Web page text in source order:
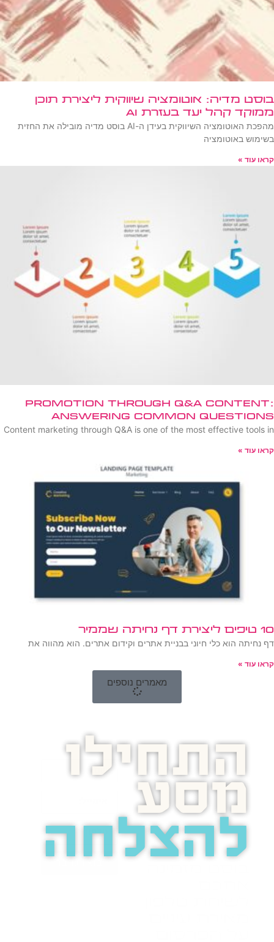
בוסט מדיה: אוטומציה שיווקית ליצירת תוכן
ממוקד קהל יעד בעזרת AI
מהפכת האוטומציה השיווקית בעידן ה-AI בוסט מדיה מובילה את החזית
בשימוש באוטומציה
קראו עוד »
Promotion Through Q&A Content:
Answering Common Questions
Content marketing through Q&A is one of the most effective tools in
קראו עוד »
10 טיפים ליצירת דף נחיתה שממיר
דף נחיתה הוא כלי חיוני בבניית אתרים וקידום אתרים. הוא מהווה את
קראו עוד »
מאמרים נוספים
התחילו
מסע
להצלחה
בואו נדבר